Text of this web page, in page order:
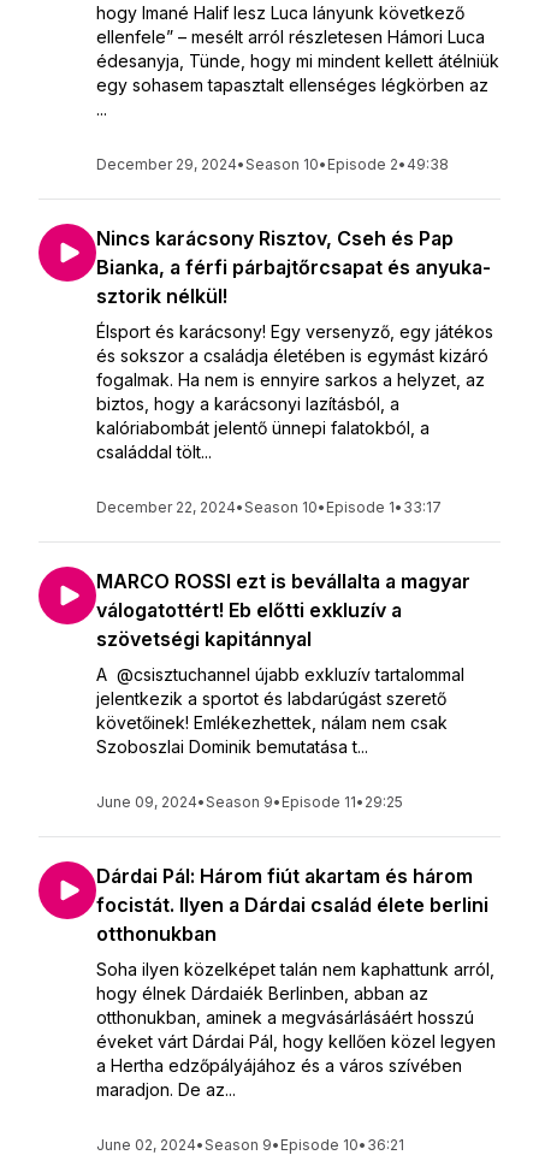
hogy Imané Halif lesz Luca lányunk következő
ellenfele” – mesélt arról részletesen Hámori Luca
édesanyja, Tünde, hogy mi mindent kellett átélniük
egy sohasem tapasztalt ellenséges légkörben az
...
December 29, 2024•Season 10• Episode 2• 49:38
Nincs karácsony Risztov, Cseh és Pap
Bianka, a férfi párbajtőrcsapat és anyuka-
sztorik nélkül!
Élsport és karácsony! Egy versenyző, egy játékos
és sokszor a családja életében is egymást kizáró
fogalmak. Ha nem is ennyire sarkos a helyzet, az
biztos, hogy a karácsonyi lazításból, a
kalóriabombát jelentő ünnepi falatokból, a
családdal tölt...
December 22, 2024•Season 10• Episode 1• 33:17
MARCO ROSSI ezt is bevállalta a magyar
válogatottért! Eb előtti exkluzív a
szövetségi kapitánnyal
A @csisztuchannel újabb exkluzív tartalommal
jelentkezik a sportot és labdarúgást szerető
követőinek! Emlékezhettek, nálam nem csak
Szoboszlai Dominik bemutatása t...
June 09, 2024•Season 9• Episode 11• 29:25
Dárdai Pál: Három fiút akartam és három
focistát. Ilyen a Dárdai család élete berlini
otthonukban
Soha ilyen közelképet talán nem kaphattunk arról,
hogy élnek Dárdaiék Berlinben, abban az
otthonukban, aminek a megvásárlásáért hosszú
éveket várt Dárdai Pál, hogy kellően közel legyen
a Hertha edzőpályájához és a város szívében
maradjon. De az...
June 02, 2024•Season 9• Episode 10• 36:21